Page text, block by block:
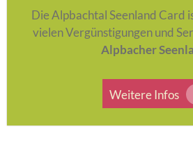
Die Alpbachtal Seenland Card
vielen Vergünstigungen und
Alpbacher
Weitere Infos